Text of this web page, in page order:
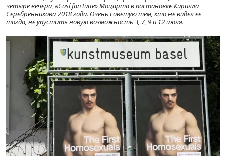
четыре вечера, «Cosí fan tutte» Моцарта в постановке Кирилла
Серебренникова 2018 года. Очень советую тем, кто не видел ее
тогда, не упустить новую возможность 3, 7, 9 и 12 июля.